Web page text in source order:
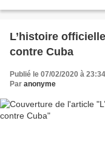
L’histoire
contre Cuba
Publié le 07/02/2020 à 23:34
Par anonyme